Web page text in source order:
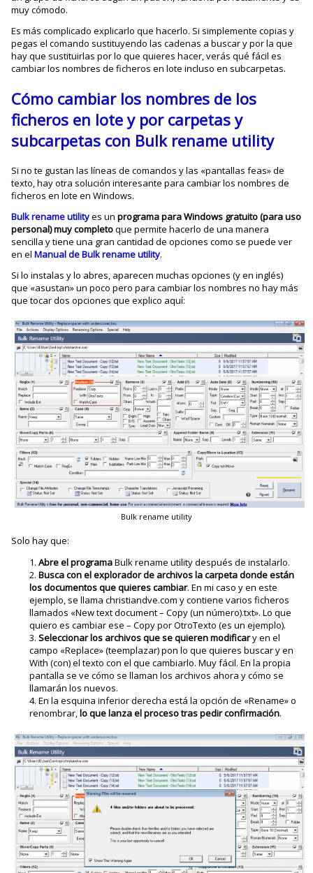
muy cómodo.
Es más complicado explicarlo que hacerlo. Si simplemente copias y
pegas el comando sustituyendo las cadenas a buscar y por la que
hay que sustituirlas por lo que quieres hacer, verás qué fácil es
cambiar los nombres de ficheros en lote incluso en subcarpetas.
Cómo cambiar los nombres de los
ficheros en lote y por carpetas y
subcarpetas con Bulk rename utility
Si no te gustan las líneas de comandos y las «pantallas feas» de
texto, hay otra solución interesante para cambiar los nombres de
ficheros en lote en Windows.
Bulk rename utilityes unprograma para Windows gratuito (para uso
personal) muy completoque permite hacerlo de una manera
sencilla y tiene una gran cantidad de opciones como se puede ver
en elManual de Bulk rename utility.
Si lo instalas y lo abres, aparecen muchas opciones (y en inglés)
que «asustan» un poco pero para cambiar los nombres no hay más
que tocar dos opciones que explico aquí:
Bulk rename utility
Solo hay que:
Abre el programaBulk rename utility después de instalarlo.
Busca con el explorador de archivos la carpeta donde están
los documentos que quieres cambiar. En mi caso y en este
ejemplo, se llama christiandve.com y contiene varios ficheros
llamados «New text document – Copy (un número).txt». Lo que
quiero es cambiar ese – Copy por OtroTexto (es un ejemplo).
Seleccionar los archivos que se quieren modificary en el
campo «Replace» (teemplazar) pon lo que quieres buscar y en
With (con) el texto con el que cambiarlo. Muy fácil. En la propia
pantalla se ve cómo se llaman los archivos ahora y cómo se
llamarán los nuevos.
En la esquina inferior derecha está la opción de «Rename» o
renombrar,lo que lanza el proceso tras pedir confirmación.